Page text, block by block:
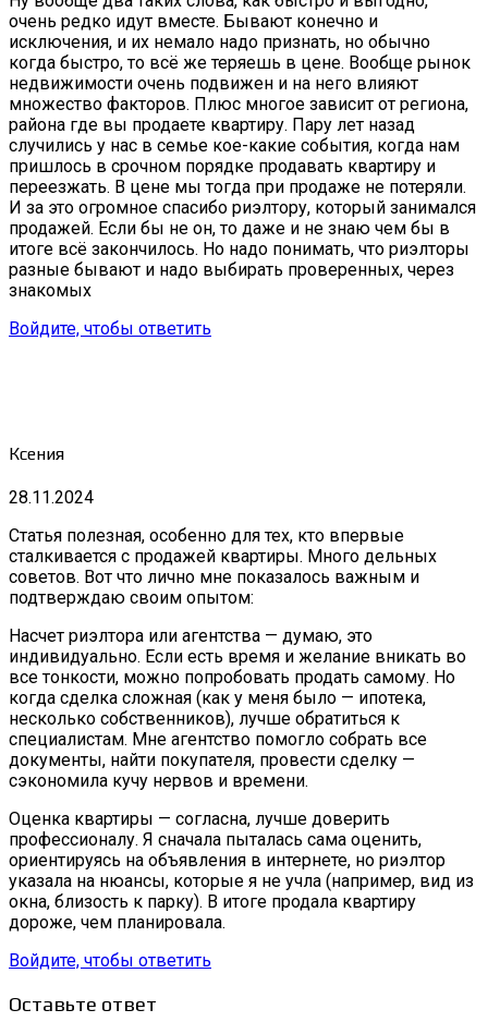
очень редко идут вместе. Бывают конечно и
исключения, и их немало надо признать, но обычно
когда быстро, то всё же теряешь в цене. Вообще рынок
недвижимости очень подвижен и на него влияют
множество факторов. Плюс многое зависит от региона,
района где вы продаете квартиру. Пару лет назад
случились у нас в семье кое-какие события, когда нам
пришлось в срочном порядке продавать квартиру и
переезжать. В цене мы тогда при продаже не потеряли.
И за это огромное спасибо риэлтору, который занимался
продажей. Если бы не он, то даже и не знаю чем бы в
итоге всё закончилось. Но надо понимать, что риэлторы
разные бывают и надо выбирать проверенных, через
знакомых
Войдите, чтобы ответить
Ксения
28.11.2024
Статья полезная, особенно для тех, кто впервые
сталкивается с продажей квартиры. Много дельных
советов. Вот что лично мне показалось важным и
подтверждаю своим опытом:
Насчет риэлтора или агентства — думаю, это
индивидуально. Если есть время и желание вникать во
все тонкости, можно попробовать продать самому. Но
когда сделка сложная (как у меня было — ипотека,
несколько собственников), лучше обратиться к
специалистам. Мне агентство помогло собрать все
документы, найти покупателя, провести сделку —
сэкономила кучу нервов и времени.
Оценка квартиры — согласна, лучше доверить
профессионалу. Я сначала пыталась сама оценить,
ориентируясь на объявления в интернете, но риэлтор
указала на нюансы, которые я не учла (например, вид из
окна, близость к парку). В итоге продала квартиру
дороже, чем планировала.
Войдите, чтобы ответить
Оставьте ответ